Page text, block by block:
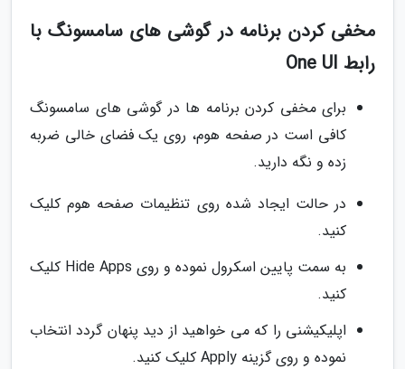
مخفی کردن برنامه در گوشی های سامسونگ با
رابط One UI
برای مخفی کردن برنامه ها در گوشی های سامسونگ
کافی است در صفحه هوم، روی یک فضای خالی ضربه
زده و نگه دارید.
در حالت ایجاد شده روی تنظیمات صفحه هوم کلیک
کنید.
به سمت پایین اسکرول نموده و روی Hide Apps کلیک
کنید.
اپلیکیشنی را که می خواهید از دید پنهان گردد انتخاب
نموده و روی گزینه Apply کلیک کنید.